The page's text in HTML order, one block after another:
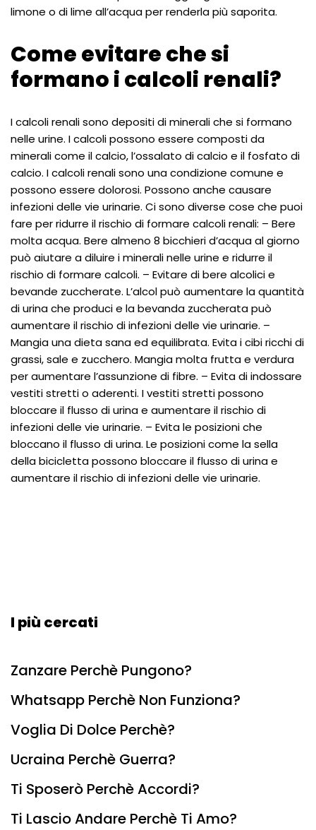
limone o di lime all’acqua per renderla più saporita.
Come evitare che si
formano i calcoli renali?
I calcoli renali sono depositi di minerali che si formano
nelle urine. I calcoli possono essere composti da
minerali come il calcio, l’ossalato di calcio e il fosfato di
calcio. I calcoli renali sono una condizione comune e
possono essere dolorosi. Possono anche causare
infezioni delle vie urinarie. Ci sono diverse cose che puoi
fare per ridurre il rischio di formare calcoli renali: – Bere
molta acqua. Bere almeno 8 bicchieri d’acqua al giorno
può aiutare a diluire i minerali nelle urine e ridurre il
rischio di formare calcoli. – Evitare di bere alcolici e
bevande zuccherate. L’alcol può aumentare la quantità
di urina che produci e la bevanda zuccherata può
aumentare il rischio di infezioni delle vie urinarie. –
Mangia una dieta sana ed equilibrata. Evita i cibi ricchi di
grassi, sale e zucchero. Mangia molta frutta e verdura
per aumentare l’assunzione di fibre. – Evita di indossare
vestiti stretti o aderenti. I vestiti stretti possono
bloccare il flusso di urina e aumentare il rischio di
infezioni delle vie urinarie. – Evita le posizioni che
bloccano il flusso di urina. Le posizioni come la sella
della bicicletta possono bloccare il flusso di urina e
aumentare il rischio di infezioni delle vie urinarie.
I più cercati
Zanzare Perchè Pungono?
Whatsapp Perchè Non Funziona?
Voglia Di Dolce Perchè?
Ucraina Perchè Guerra?
Ti Sposerò Perchè Accordi?
Ti Lascio Andare Perchè Ti Amo?